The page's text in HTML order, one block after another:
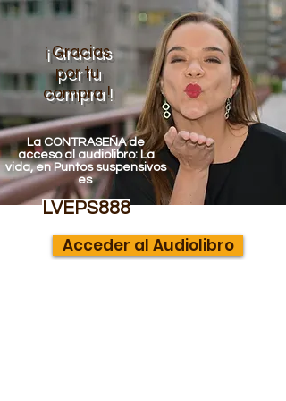
¡ Gracias
por tu
compra !
La CONTRASEÑA de
acceso al audiolibro: La
vida, en Puntos suspensivos
es
LVEPS888
Acceder al Audiolibro